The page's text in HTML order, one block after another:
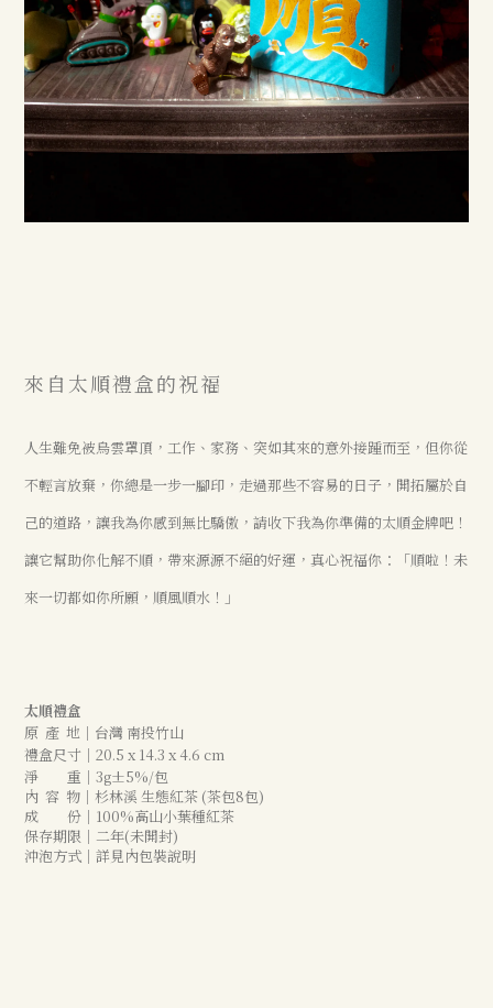
來自太順禮盒的祝福
人生難免被烏雲罩頂，工作、家務、突如其來的意外接踵而至，但你從
不輕言放棄，你總是一步一腳印，走過那些不容易的日子，開拓屬於自
己的道路，讓我為你感到無比驕傲，請收下我為你準備的太順金牌吧！
讓它幫助你化解不順，帶來源源不絕的好運，真心祝福你：「順啦！未
來一切都如你所願，順風順水！」
太順禮盒
原 產 地｜台灣 南投竹山
禮盒尺寸｜20.5 x 14.3 x 4.6 cm
淨 重 ｜ 3g±5%/包
內 容 物｜杉林溪 生態紅茶 (茶包8包)
成 份｜100%高山小葉種紅茶
保存期限｜二年(未開封)
沖泡方式｜詳見內包裝說明